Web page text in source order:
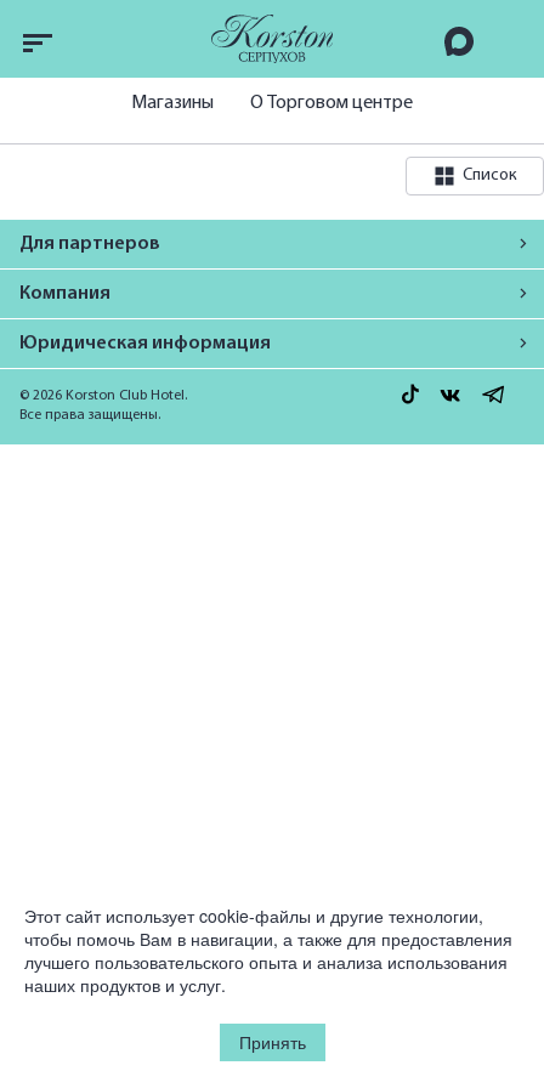
Магазины О Торговом центре
Список
Для партнеров
Компания
Юридическая информация
© 2026 Korston Club Hotel.
Все права защищены.
Этот сайт использует cookie-файлы и другие технологии,
чтобы помочь Вам в навигации, а также для предоставления
лучшего пользовательского опыта и анализа использования
наших продуктов и услуг.
Принять